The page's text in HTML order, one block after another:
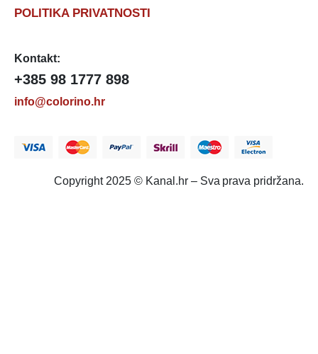
POLITIKA PRIVATNOSTI
Kontakt:
+385 98 1777 898
info@colorino.hr
Copyright 2025 © Kanal.hr – Sva prava pridržana.